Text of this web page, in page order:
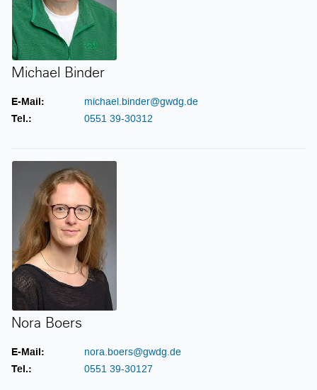
Michael Binder
E-Mail:
michael.binder@gwdg.de
Tel.:
0551 39-30312
Nora Boers
E-Mail:
nora.boers@gwdg.de
Tel.:
0551 39-30127